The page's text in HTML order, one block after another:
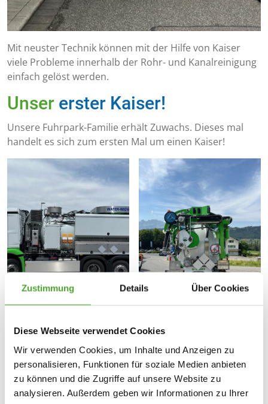
Zustimmung Details Über Cookies
Diese Webseite verwendet Cookies
Wir verwenden Cookies, um Inhalte und Anzeigen zu
personalisieren, Funktionen für soziale Medien anbieten
zu können und die Zugriffe auf unsere Website zu
analysieren. Außerdem geben wir Informationen zu Ihrer
Mit neuster Technik können mit der Hilfe von Kaiser
viele Probleme innerhalb der Rohr- und Kanalreinigung
einfach gelöst werden.
Unser erster Kaiser!
Unsere Fuhrpark-Familie erhält Zuwachs. Dieses mal
handelt es sich zum ersten Mal um einen Kaiser!